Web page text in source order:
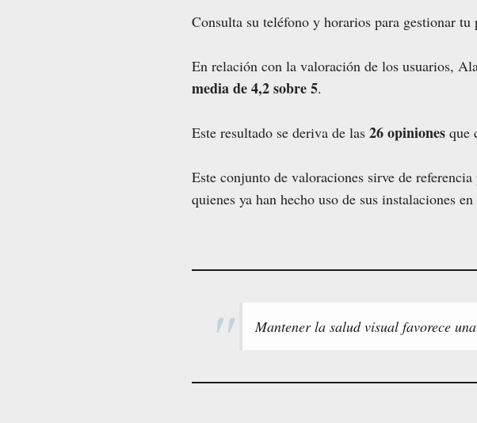
Consulta su teléfono y horarios para gestionar
En relación con la valoración de los usuarios,
media de 4,2 sobre 5.
Este resultado se deriva de las 26 opiniones que
Este conjunto de valoraciones sirve de
quienes ya han hecho uso de sus instalaciones
Mantener la salud visual favorece